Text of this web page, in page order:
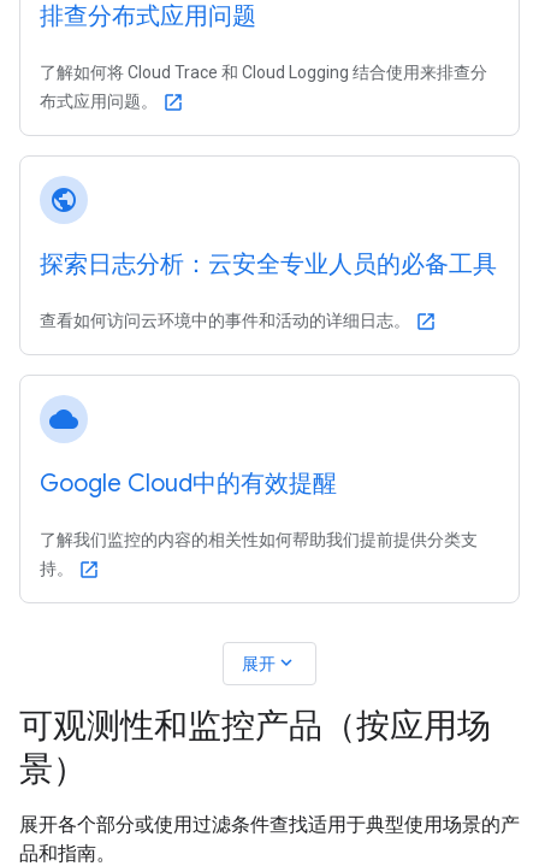
排查分布式应用问题
了解如何将 Cloud Trace 和 Cloud Logging 结合使用来排查分
布式应用问题。
open_in_new
public
探索日志分析：云安全专业人员的必备工具
查看如何访问云环境中的事件和活动的详细日志。 open_in_new
cloud
Google Cloud中的有效提醒
了解我们监控的内容的相关性如何帮助我们提前提供分类支
持。
open_in_new
展开 expand_more
可观测性和监控产品（按应用场
景）
展开各个部分或使用过滤条件查找适用于典型使用场景的产
品和指南。